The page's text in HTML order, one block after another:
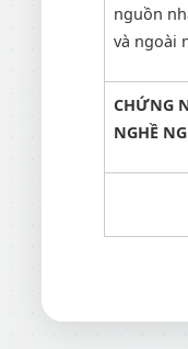
nguồn
và ngoài
CHỨNG
NGHỀ